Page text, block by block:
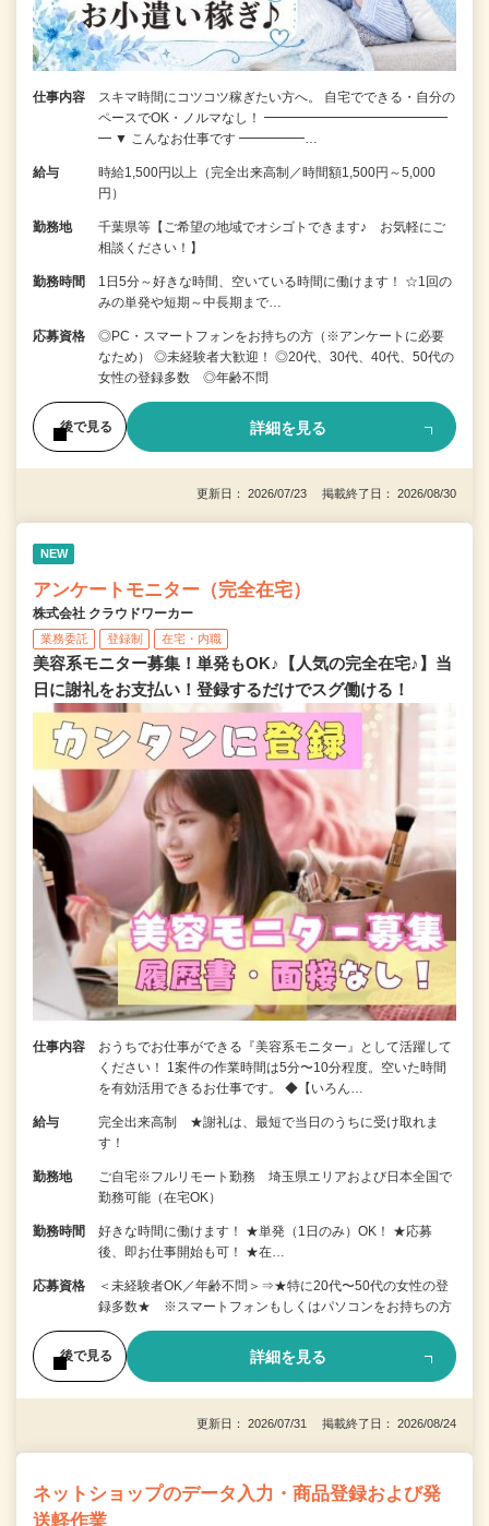
仕事内容
スキマ時間にコツコツ稼ぎたい方へ。 自宅でできる・自分の
ペースでOK・ノルマなし！ ━━━━━━━━━━━━━━
━ ▼ こんなお仕事です ━━━━━…
給与
時給1,500円以上（完全出来高制／時間額1,500円～5,000
円）
勤務地
千葉県等【ご希望の地域でオシゴトできます♪ お気軽にご
相談ください！】
勤務時間
1日5分～好きな時間、空いている時間に働けます！ ☆1回の
みの単発や短期～中長期まで…
応募資格
◎PC・スマートフォンをお持ちの方（※アンケートに必要
なため） ◎未経験者大歓迎！ ◎20代、30代、40代、50代の
女性の登録多数 ◎年齢不問
後で見る 詳細を見る
更新日： 2026/07/23 掲載終了日： 2026/08/30
NEW
アンケートモニター（完全在宅）
株式会社 クラウドワーカー
業務委託 登録制 在宅・内職
美容系モニター募集！単発もOK♪【人気の完全在宅♪】当
日に謝礼をお支払い！登録するだけでスグ働ける！
仕事内容
おうちでお仕事ができる『美容系モニター』として活躍して
ください！ 1案件の作業時間は5分〜10分程度。空いた時間
を有効活用できるお仕事です。 ◆【いろん…
給与
完全出来高制 ★謝礼は、最短で当日のうちに受け取れま
す！
勤務地
ご自宅※フルリモート勤務 埼玉県エリアおよび日本全国で
勤務可能（在宅OK）
勤務時間
好きな時間に働けます！ ★単発（1日のみ）OK！ ★応募
後、即お仕事開始も可！ ★在…
応募資格
＜未経験者OK／年齢不問＞⇒★特に20代〜50代の女性の登
録多数★ ※スマートフォンもしくはパソコンをお持ちの方
後で見る 詳細を見る
更新日： 2026/07/31 掲載終了日： 2026/08/24
ネットショップのデータ入力・商品登録および発
送軽作業